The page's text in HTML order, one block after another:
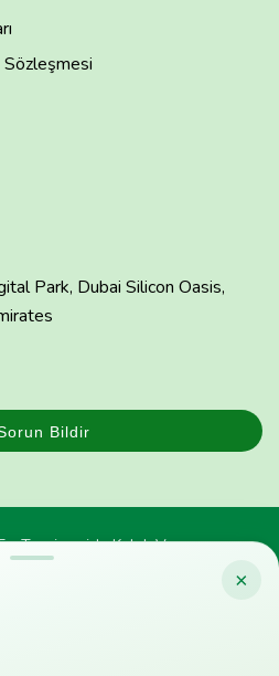
×
Sözleşmesi
Park, Dubai Silicon Oasis,
Bildir
- Tavsiyemiz'e Kulak Ver